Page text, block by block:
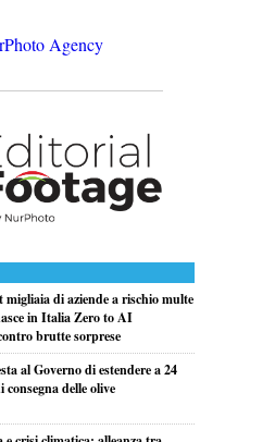
migliaia di aziende a rischio multe
in Italia Zero to AI
brutte sorprese
al Governo di estendere a 24
consegna delle olive